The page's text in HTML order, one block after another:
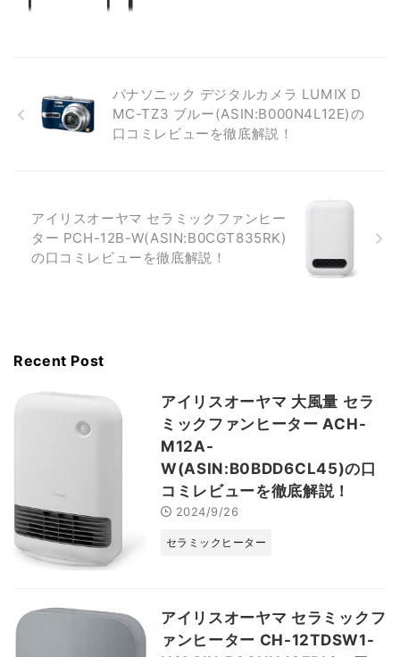
パナソニック デジタルカメラ LUMIX D
MC-TZ3 ブルー(ASIN:B000N4L12E)の
口コミレビューを徹底解説！
アイリスオーヤマ セラミックファンヒー
ター PCH-12B-W(ASIN:B0CGT835RK)
の口コミレビューを徹底解説！
Recent Post
アイリスオーヤマ 大風量 セラ
ミックファンヒーター ACH-
M12A-
W(ASIN:B0BDD6CL45)の口
コミレビューを徹底解説！
2024/9/26
セラミックヒーター
アイリスオーヤマ セラミックフ
ァンヒーター CH-12TDSW1-